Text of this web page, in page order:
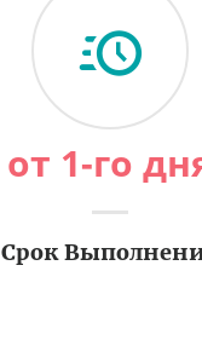
от 1-го
Срок